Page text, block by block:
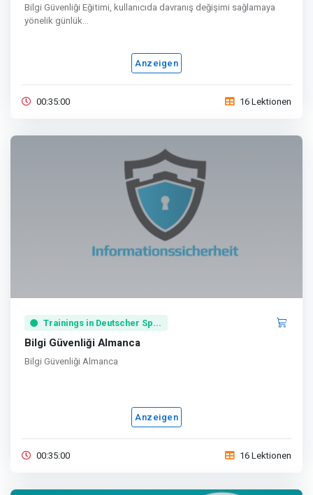
Bilgi Güvenliği Eğitimi, kullanıcıda davranış değişimi sağlamaya
yönelik günlük...
Anzeigen
00:35:00 16 Lektionen
Trainings in Deutscher Sp...
Bilgi Güvenliği Almanca
Bilgi Güvenliği Almanca
Anzeigen
00:35:00 16 Lektionen